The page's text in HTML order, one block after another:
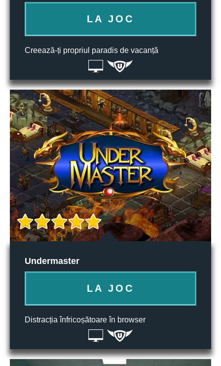
LA JOC
Creează-ți propriul paradis de vacanță
Undermaster
LA JOC
Distracția înfricoșătoare în browser